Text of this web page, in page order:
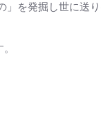
」を発掘し世に送